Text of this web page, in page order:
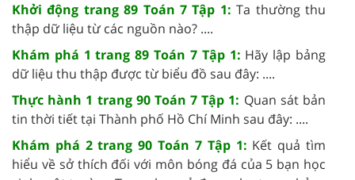
Khởi động trang 89 Toán 7 Tập 1: Ta thường thu
thập dữ liệu từ các nguồn nào? ....
Khám phá 1 trang 89 Toán 7 Tập 1: Hãy lập bảng
dữ liệu thu thập được từ biểu đồ sau đây: ....
Thực hành 1 trang 90 Toán 7 Tập 1: Quan sát bản
tin thời tiết tại Thành phố Hồ Chí Minh sau đây: ....
Khám phá 2 trang 90 Toán 7 Tập 1: Kết quả tìm
hiểu về sở thích đối với môn bóng đá của 5 bạn học